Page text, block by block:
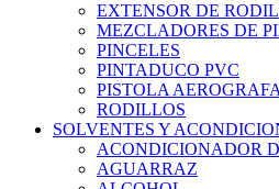
EXTENSOR DE
MEZCLADORES DE
PINCELES
PINTADUCO PVC
PISTOLA
RODILLOS
SOLVENTES Y
ACONDICIONADOR
AGUARRAZ